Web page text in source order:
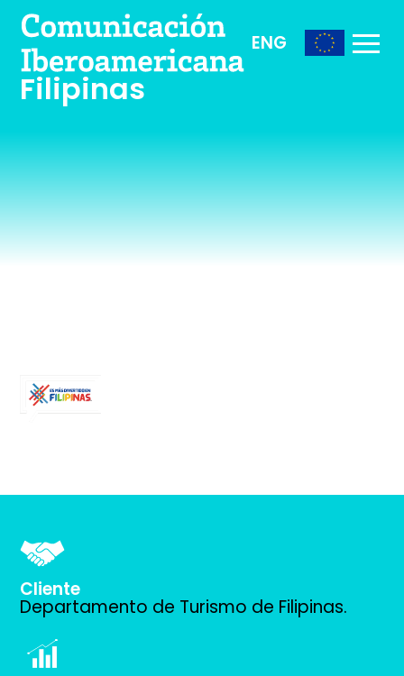
ENG
Filipinas
Cliente
Departamento de Turismo de Filipinas.